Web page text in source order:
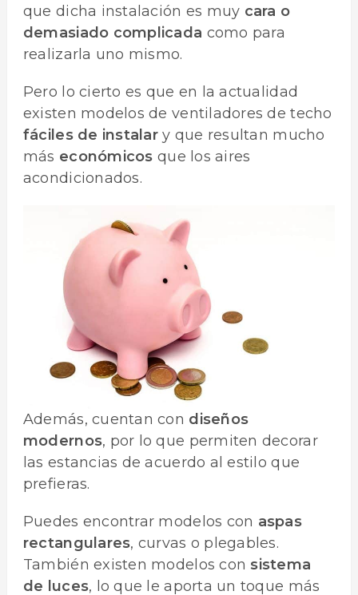
que dicha instalación es muy cara o
demasiado complicada como para
realizarla uno mismo.
Pero lo cierto es que en la actualidad
existen modelos de ventiladores de techo
fáciles de instalary que resultan mucho
más económicos que los aires
acondicionados.
Además, cuentan con diseños
modernos, por lo que permiten decorar
las estancias de acuerdo al estilo que
prefieras.
Puedes encontrar modelos con aspas
rectangulares, curvas o plegables.
También existen modelos con sistema
de luces, lo que le aporta un toque más